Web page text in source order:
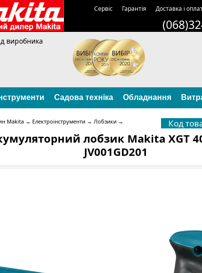
Сервіс Гарантія Доставка і
виробника
Садова техніка Обладнання
Код
Makita → Електроінструменти → Лобзики →
лобзик Makita XGT
JV001GD201